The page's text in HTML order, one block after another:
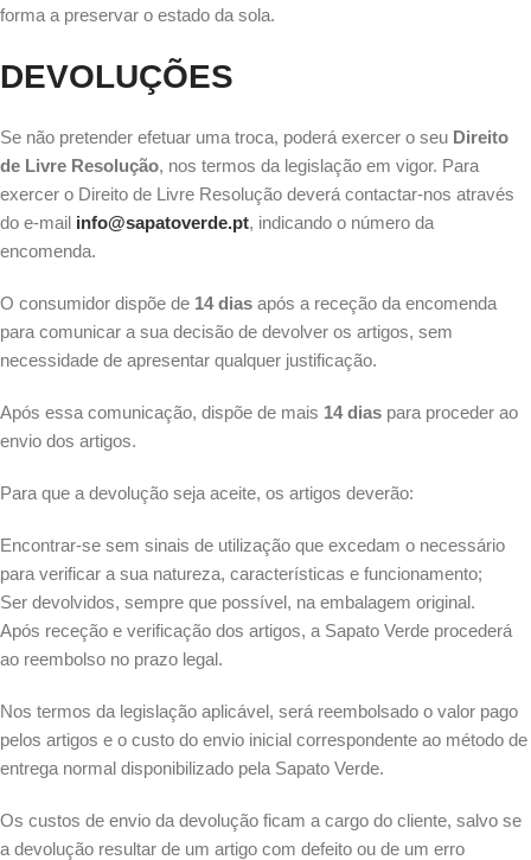
forma a preservar o estado da sola.
DEVOLUÇÕES
Se não pretender efetuar uma troca, poderá exercer o seu Direito
de Livre Resolução, nos termos da legislação em vigor. Para
exercer o Direito de Livre Resolução deverá contactar-nos através
do e-mail info@sapatoverde.pt, indicando o número da
encomenda.
O consumidor dispõe de 14 dias após a receção da encomenda
para comunicar a sua decisão de devolver os artigos, sem
necessidade de apresentar qualquer justificação.
Após essa comunicação, dispõe de mais 14 dias para proceder ao
envio dos artigos.
Para que a devolução seja aceite, os artigos deverão:
Encontrar-se sem sinais de utilização que excedam o necessário
para verificar a sua natureza, características e funcionamento;
Ser devolvidos, sempre que possível, na embalagem original.
Após receção e verificação dos artigos, a Sapato Verde procederá
ao reembolso no prazo legal.
Nos termos da legislação aplicável, será reembolsado o valor pago
pelos artigos e o custo do envio inicial correspondente ao método de
entrega normal disponibilizado pela Sapato Verde.
Os custos de envio da devolução ficam a cargo do cliente, salvo se
a devolução resultar de um artigo com defeito ou de um erro